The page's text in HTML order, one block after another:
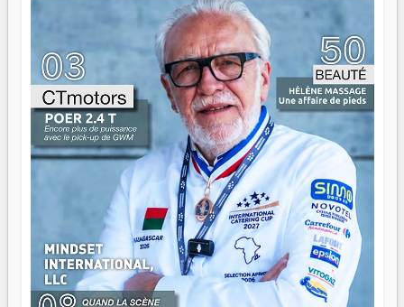
gouvernail, mais pour montrer où sont les récifs. Les jeunes
ont la force, les vieux ont l'expérience, comme on dit. Ce
n'est pas un combat de générations — c'est une question
d'équipage. Partagez vos réussites, mais aussi vos échecs.
Surtout vos échecs, d'ailleurs — ils enseignent mieux que
n'importe quel manuel. À Madagascar, la barque avance.
Il faut juste s'assurer que tout le monde rame dans le
même sens.